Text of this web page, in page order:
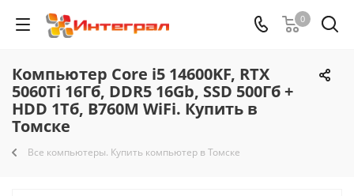
0
Компьютер Core i5 14600KF, RTX
5060Ti 16Гб, DDR5 16Gb, SSD 500Гб +
HDD 1Тб, B760M WiFi. Купить в
Томске
Все компьютеры. Купить компьютер в Томске